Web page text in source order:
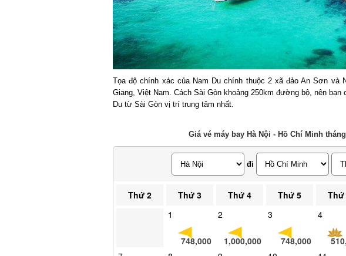
Tọa độ chính xác của Nam Du chính thuộc 2 xã đảo An Sơn và
Giang, Việt Nam. Cách Sài Gòn khoảng 250km đường bộ, nên bạn
Du từ Sài Gòn vị trí trung tâm nhất.
Giá vé máy bay Hà Nội - Hồ Chí Minh tháng
đi
Thứ 2 Thứ 3 Thứ 4 Thứ 5 Thứ
748,000
2
1,000,000
3
748,000
4